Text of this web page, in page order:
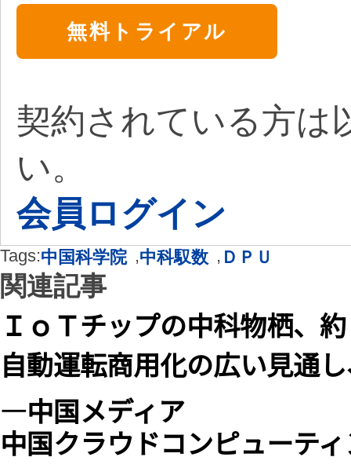
無料トライアル
契約されている方は
い。
会員ログイン
Tags:中国科学院 ,中科馭数 , ＤＰＵ
関連記事
ＩｏＴチップの中科物栖、
自動運転商用化の広い見通
―中国メディア
中国クラウドコンピューテ